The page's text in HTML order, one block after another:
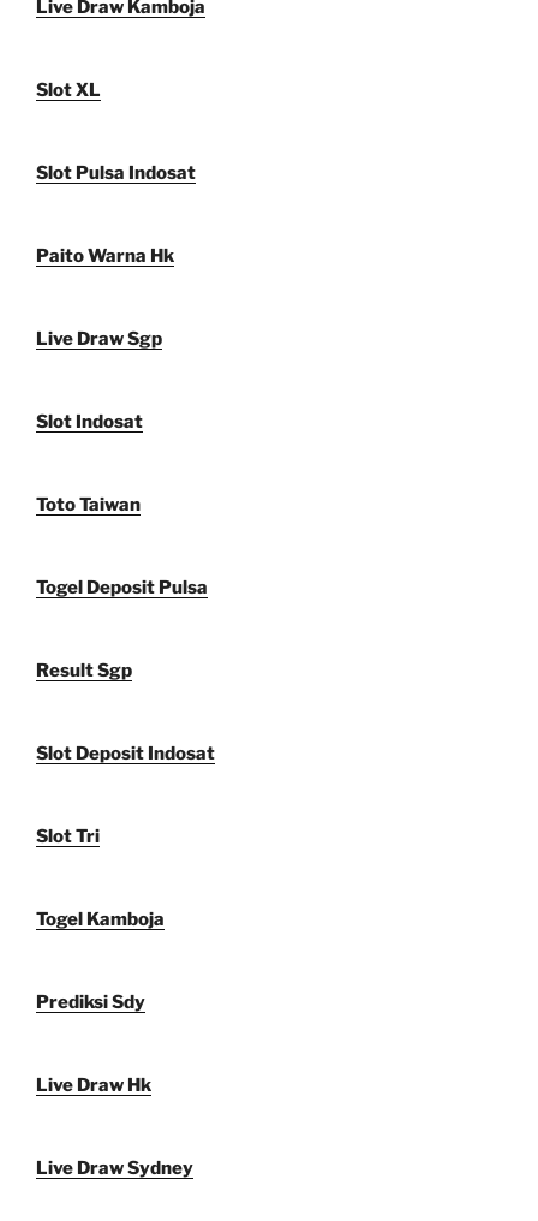
Live Draw Kamboja
Slot XL
Slot Pulsa Indosat
Paito Warna Hk
Live Draw Sgp
Slot Indosat
Toto Taiwan
Togel Deposit Pulsa
Result Sgp
Slot Deposit Indosat
Slot Tri
Togel Kamboja
Prediksi Sdy
Live Draw Hk
Live Draw Sydney